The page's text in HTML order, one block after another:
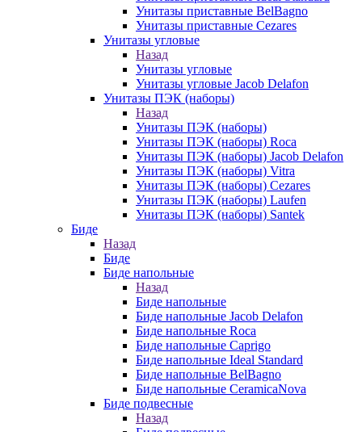
Унитазы приставные BelBagno
Унитазы приставные Cezares
Унитазы угловые
Назад
Унитазы угловые
Унитазы угловые Jacob Delafon
Унитазы ПЭК (наборы)
Назад
Унитазы ПЭК (наборы)
Унитазы ПЭК (наборы) Roca
Унитазы ПЭК (наборы) Jacob Delafon
Унитазы ПЭК (наборы) Vitra
Унитазы ПЭК (наборы) Cezares
Унитазы ПЭК (наборы) Laufen
Унитазы ПЭК (наборы) Santek
Биде
Назад
Биде
Биде напольные
Назад
Биде напольные
Биде напольные Jacob Delafon
Биде напольные Roca
Биде напольные Caprigo
Биде напольные Ideal Standard
Биде напольные BelBagno
Биде напольные CeramicaNova
Биде подвесные
Назад